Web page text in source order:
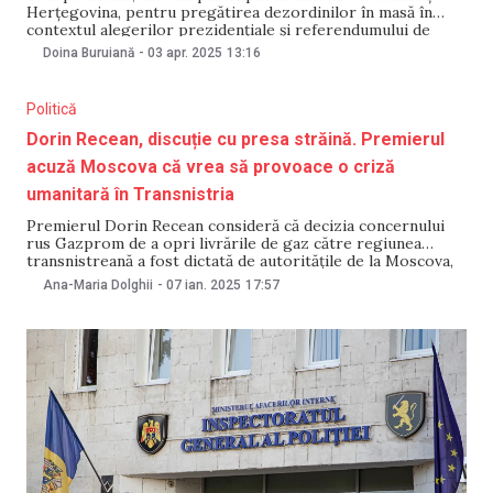
Herțegovina, pentru pregătirea dezordinilor în masă în
contextul alegerilor prezidențiale și referendumului de
aderare la UE, desfășurate în 2024, au fost trimise în
judecată. Instruirile au avut loc între august și octombrie
Doina Buruiană - 03 apr. 2025 13:16
Politică
Dorin Recean, discuție cu presa străină. Premierul
acuză Moscova că vrea să provoace o criză
umanitară în Transnistria
Premierul Dorin Recean consideră că decizia concernului
rus Gazprom de a opri livrările de gaz către regiunea
transnistreană a fost dictată de autoritățile de la Moscova,
vizând destabilizarea Guvernului pro-european al Republicii
Moldova. El a declarat că obiectivul Chișinăului este ca
pentru
Ana-Maria Dolghii - 07 ian. 2025 17:57